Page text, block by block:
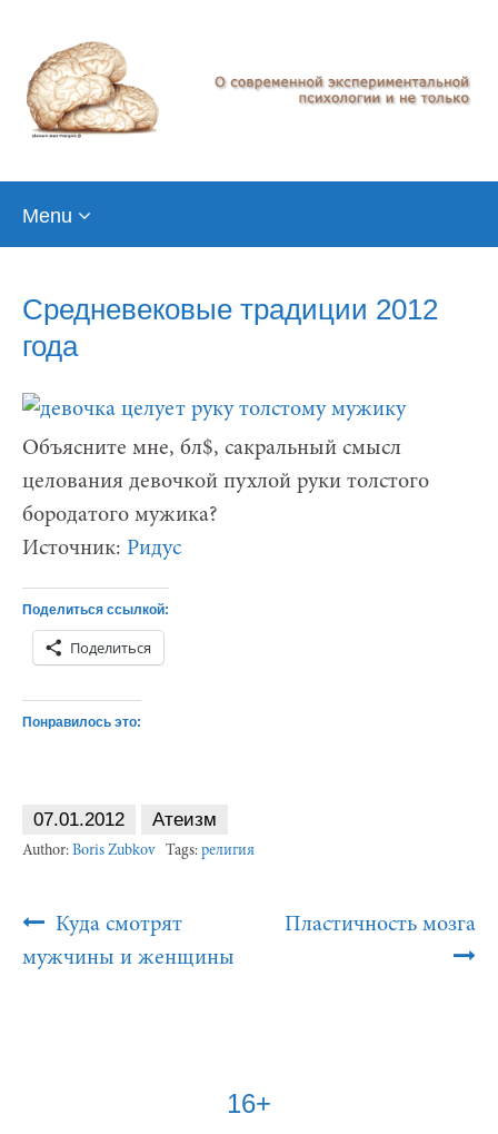
Menu
Средневековые традиции 2012
года
Объясните мне, бл$, сакральный смысл
целования девочкой пухлой руки толстого
бородатого мужика?
Источник: Ридус
Поделиться ссылкой:
Поделиться
Понравилось это:
07.01.2012 Атеизм
Author: Boris Zubkov Tags: религия
Post
Navigation
Куда смотрят
мужчины и женщины
Пластичность мозга
16+